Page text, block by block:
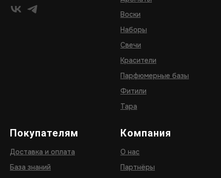
Воски
Наборы
Свечи
Красители
Парфюмерные базы
Фитили
Тара
Покупателям
Доставка и оплата
База знаний
Компания
О нас
Партнёры